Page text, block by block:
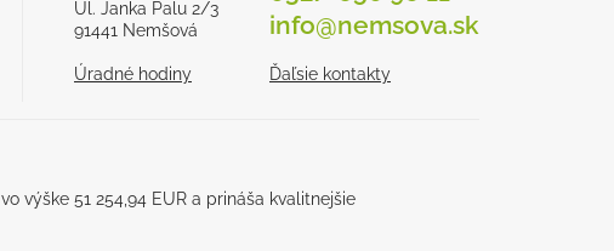
Ul. Janka Palu 2/3
91441 Nemšová
Úradné hodiny
info@nemsova.sk
Ďaľsie kontakty
výške 51 254,94 EUR a prináša kvalitnejšie